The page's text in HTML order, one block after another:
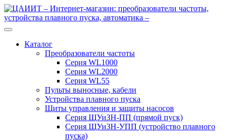
Перейти
к
навигации
Перейти
к
содержимому
Каталог
Преобразователи частоты
Серия WL1000
Серия WL2000
Серия WL55
Пульты выносные, кабели
Устройства плавного пуска
Щиты управления и защиты насосов
Серия ЩУиЗН-ПП (прямой пуск)
Серия ЩУиЗН-УПП (устройство плавного
пуска)